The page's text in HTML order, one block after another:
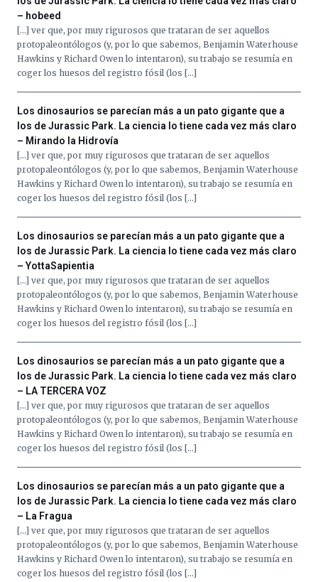
– hobeed
[…] ver que, por muy rigurosos que trataran de ser aquellos
protopaleontólogos (y, por lo que sabemos, Benjamin Waterhouse
Hawkins y Richard Owen lo intentaron), su trabajo se resumía en
coger los huesos del registro fósil (los […]
Los dinosaurios se parecían más a un pato gigante que a
los de Jurassic Park. La ciencia lo tiene cada vez más claro
– Mirando la Hidrovía
[…] ver que, por muy rigurosos que trataran de ser aquellos
protopaleontólogos (y, por lo que sabemos, Benjamin Waterhouse
Hawkins y Richard Owen lo intentaron), su trabajo se resumía en
coger los huesos del registro fósil (los […]
Los dinosaurios se parecían más a un pato gigante que a
los de Jurassic Park. La ciencia lo tiene cada vez más claro
– YottaSapientia
[…] ver que, por muy rigurosos que trataran de ser aquellos
protopaleontólogos (y, por lo que sabemos, Benjamin Waterhouse
Hawkins y Richard Owen lo intentaron), su trabajo se resumía en
coger los huesos del registro fósil (los […]
Los dinosaurios se parecían más a un pato gigante que a
los de Jurassic Park. La ciencia lo tiene cada vez más claro
– LA TERCERA VOZ
[…] ver que, por muy rigurosos que trataran de ser aquellos
protopaleontólogos (y, por lo que sabemos, Benjamin Waterhouse
Hawkins y Richard Owen lo intentaron), su trabajo se resumía en
coger los huesos del registro fósil (los […]
Los dinosaurios se parecían más a un pato gigante que a
los de Jurassic Park. La ciencia lo tiene cada vez más claro
– La Fragua
[…] ver que, por muy rigurosos que trataran de ser aquellos
protopaleontólogos (y, por lo que sabemos, Benjamin Waterhouse
Hawkins y Richard Owen lo intentaron), su trabajo se resumía en
coger los huesos del registro fósil (los […]